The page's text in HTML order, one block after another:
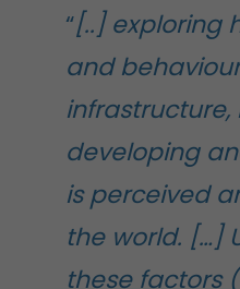
“[..] exploring
and
developing
is perceived
the world. […]
these factors (